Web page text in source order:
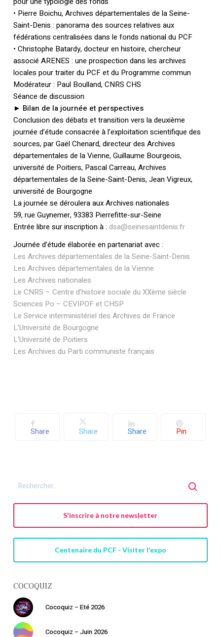
Votre panier est vide.
librairie
• Pierre Boichu, Archives départementales de la Seine-
Saint-Denis : panorama des sources relatives aux
fédérations centralisées dans le fonds national du PCF
• Christophe Batardy, docteur en histoire, chercheur
associé ARENES : une prospection dans les archives
locales pour traiter du PCF et du Programme commun
Modérateur : Paul Boulland, CNRS CHS
Séance de discussion
► Bilan de la journée et perspectives
Conclusion des débats et transition vers la deuxième
journée d’étude consacrée à l’exploitation scientifique des
sources, par Gaël Chenard, directeur des Archives
départementales de la Vienne, Guillaume Bourgeois,
université de Poitiers, Pascal Carreau, Archives
départementales de la Seine-Saint-Denis, Jean Vigreux,
université de Bourgogne
La journée se déroulera aux Archives nationales
59, rue Guynemer, 93383 Pierrefitte-sur-Seine
Entrée libre sur inscription à : dsa@seinesaintdenis.fr
Journée d’étude élaborée en partenariat avec :
Les Archives départementales de la Seine-Saint-Denis
Les Archives départementales de la Vienne
Les Archives nationales
Le CNRS – Centre d’histoire sociale du XXème siècle
Sciences Po – CEVIPOF et CHSP
Le Service interministériel des Archives de France
L’Université de Bourgogne
L’Université de Poitiers
Les Archives du Parti communiste français
Share Share Share Pin
S'inscrire à notre newsletter
Centenaire du PCF - Visiter l'expo
COCOQUIZ
Cocoquiz – Eté 2026
Cocoquiz – Juin 2026